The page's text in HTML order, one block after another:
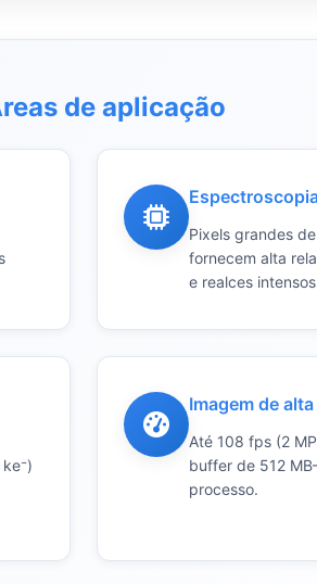
de aplicação
Pixels grandes
fornecem alta
e realces
Imagem de
Até 108 fps (2
buffer de 512
processo.